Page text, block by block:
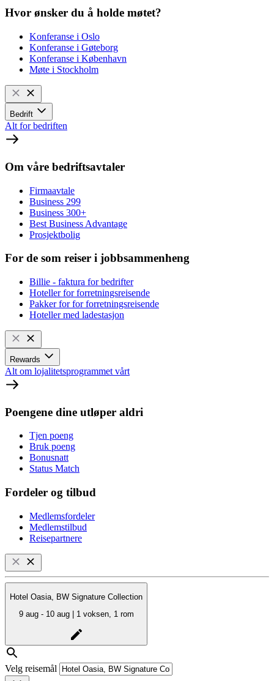
Hvor ønsker du å holde møtet?
Konferanse i Oslo
Konferanse i Gøteborg
Konferanse i København
Møte i Stockholm
Bedrift
Alt for bedriften
Om våre bedriftsavtaler
Firmaavtale
Business 299
Business 300+
Best Business Advantage
Prosjektbolig
For de som reiser i jobbsammenheng
Billie - faktura for bedrifter
Hoteller for forretningsreisende
Pakker for for forretningsreisende
Hoteller med ladestasjon
Rewards
Alt om lojalitetsprogrammet vårt
Poengene dine utløper aldri
Tjen poeng
Bruk poeng
Bonusnatt
Status Match
Fordeler og tilbud
Medlemsfordeler
Medlemstilbud
Reisepartnere
Hotel Oasia, BW Signature Collection
9 aug - 10 aug | 1 voksen, 1 rom
Velg reisemål